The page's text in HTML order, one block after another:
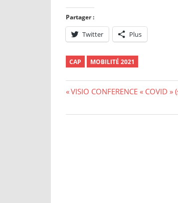
Partager :
Twitter Plus
CAP MOBILITÉ 2021
Navigation
de
Previous
VISIO CONFERENCE « COVID